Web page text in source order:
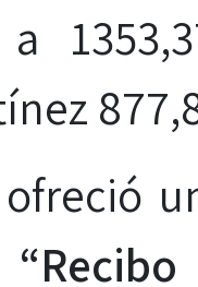
a
ofreció